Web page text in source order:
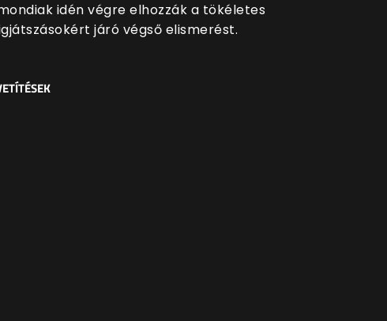
idén végre elhozzák a tökéletes
járó végső elismerést.